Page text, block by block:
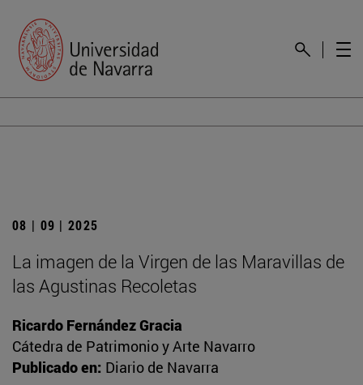
08 | 09 | 2025
La imagen de la Virgen de las Maravillas de
las Agustinas Recoletas
Ricardo Fernández Gracia
Cátedra de Patrimonio y Arte Navarro
Publicado en: Diario de Navarra